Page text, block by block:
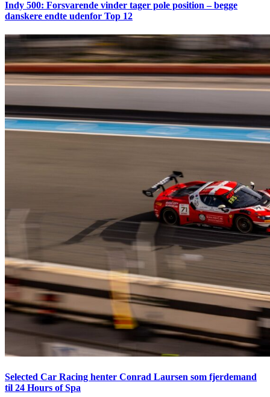
Indy 500: Forsvarende vinder tager pole position – begge
danskere endte udenfor Top 12
Selected Car Racing henter Conrad Laursen som fjerdemand
til 24 Hours of Spa